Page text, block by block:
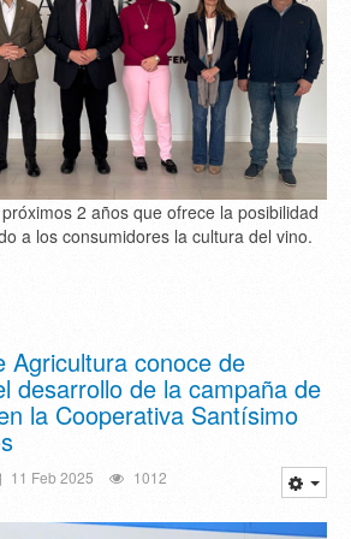
2 años que ofrece la posibilidad
a los consumidores la cultura del vino.
Agricultura conoce de
desarrollo de la campaña de
la Cooperativa Santísimo
11 Feb 2025 1012